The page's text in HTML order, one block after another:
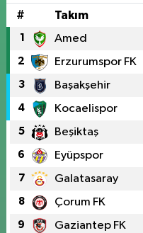
# Takım
1 Amed
2 Erzurumspor FK
3 Başakşehir
4 Kocaelispor
5 Beşiktaş
6 Eyüpspor
7 Galatasaray
8 Çorum FK
9 Gaziantep FK